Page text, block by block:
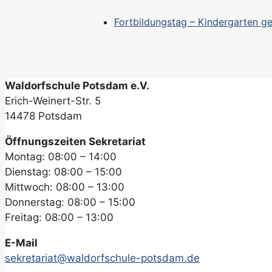
Fortbildungstag – Kindergarten
Waldorfschule Potsdam e.V.
Erich-Weinert-Str. 5
14478 Potsdam
Öffnungszeiten Sekretariat
Montag: 08:00 – 14:00
Dienstag: 08:00 – 15:00
Mittwoch: 08:00 – 13:00
Donnerstag: 08:00 – 15:00
Freitag: 08:00 – 13:00
E-Mail
sekretariat@waldorfschule-potsdam.de